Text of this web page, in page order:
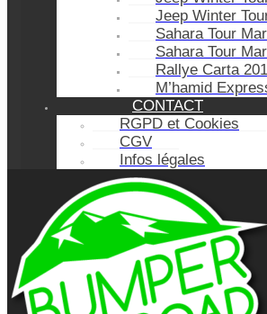
Jeep Winter
Sahara Tour
Sahara Tour
Rallye Carta
M’hamid
CONTACT
RGPD et Cookies
CGV
Infos légales